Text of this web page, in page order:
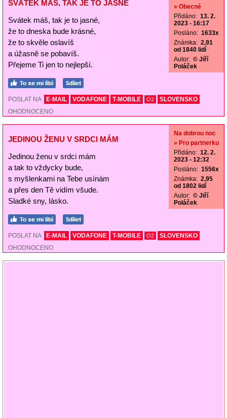
SVÁTEK MÁŠ, TAK JE TO JASNÉ
Svátek máš, tak je to jasné,
že to dneska bude krásné,
že to skvěle oslavíš
a úžasně se pobavíš.
Přejeme Ti jen to nejlepší.
» Obecné
Přidáno: 13. 2.
2023 - 16:17
Posláno: 1633x
Známka: 2,91
od 1840 lidí
Autor: © Jiří
Poláček
POSLAT NA E-MAIL VODAFONE T-MOBILE O2
SLOVENSKO
OHODNOCENO
JEDINOU ŽENU V SRDCI MÁM
Jedinou ženu v srdci mám
a tak to vždycky bude,
s myšlenkami na Tebe usínám
a přes den Tě vidím všude.
Sladké sny, lásko.
Na dobrou noc
» Pro partnerku
Přidáno: 12. 2.
2023 - 12:32
Posláno: 1556x
Známka: 2,95
od 1802 lidí
Autor: © Jiří
Poláček
POSLAT NA E-MAIL VODAFONE T-MOBILE O2
SLOVENSKO
OHODNOCENO